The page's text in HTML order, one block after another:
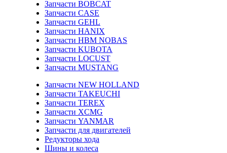
Запчасти BOBCAT
Запчасти CASE
Запчасти GEHL
Запчасти HANIX
Запчасти HBM NOBAS
Запчасти KUBOTA
Запчасти LOCUST
Запчасти MUSTANG
Запчасти NEW HOLLAND
Запчасти TAKEUCHI
Запчасти TEREX
Запчасти XCMG
Запчасти YANMAR
Запчасти для двигателей
Редукторы хода
Шины и колеса